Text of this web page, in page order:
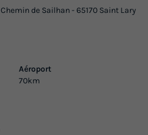
de Sailhan - 65170 Saint Lary
Aéroport
70km